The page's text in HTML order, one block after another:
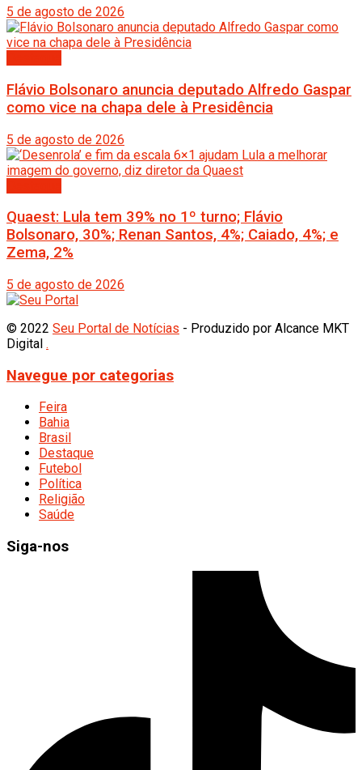
5 de agosto de 2026
Flávio Bolsonaro anuncia deputado Alfredo Gaspar
como vice na chapa dele à Presidência
5 de agosto de 2026
Quaest: Lula tem 39% no 1º turno; Flávio
Bolsonaro, 30%; Renan Santos, 4%; Caiado, 4%; e
Zema, 2%
5 de agosto de 2026
© 2022 Seu Portal de Notícias - Produzido por Alcance MKT
Digital .
Navegue por categorias
Feira
Bahia
Brasil
Destaque
Futebol
Política
Religião
Saúde
Siga-nos